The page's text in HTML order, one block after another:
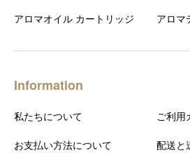
アロマオイル カートリッジ アロマ
Information
私たちについて ご利用
お支払い方法について 配送と